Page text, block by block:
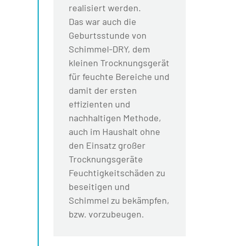
realisiert werden.
Das war auch die
Geburtsstunde von
Schimmel-DRY, dem
kleinen Trocknungsgerät
für feuchte Bereiche und
damit der ersten
effizienten und
nachhaltigen Methode,
auch im Haushalt ohne
den Einsatz großer
Trocknungsgeräte
Feuchtigkeitschäden zu
beseitigen und
Schimmel zu bekämpfen,
bzw. vorzubeugen.